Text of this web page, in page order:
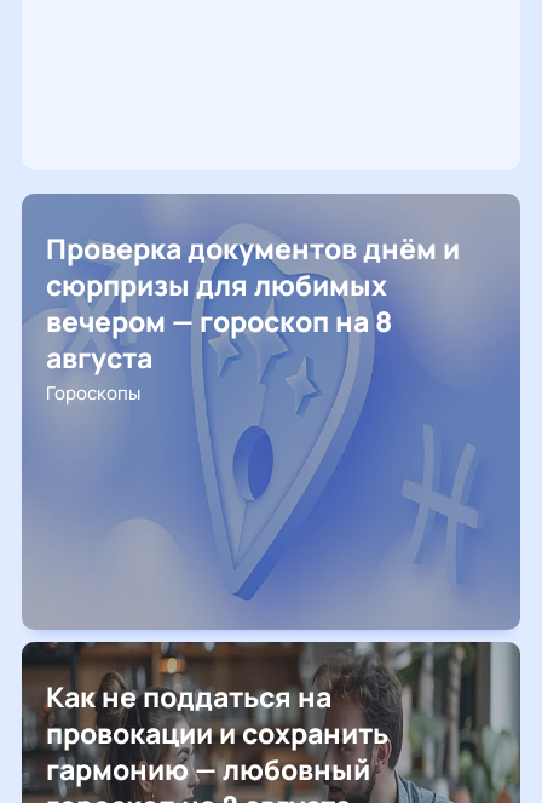
Проверка документов днём и
сюрпризы для любимых
вечером — гороскоп на 8
августа
Гороскопы
Как не поддаться на
провокации и сохранить
гармонию — любовный